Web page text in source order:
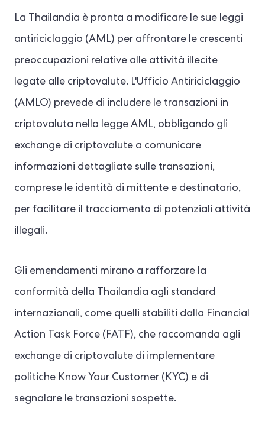
La Thailandia è pronta a modificare le sue leggi
antiriciclaggio (AML) per affrontare le crescenti
preoccupazioni relative alle attività illecite
legate alle criptovalute. L'Ufficio Antiriciclaggio
(AMLO) prevede di includere le transazioni in
criptovaluta nella legge AML, obbligando gli
exchange di criptovalute a comunicare
informazioni dettagliate sulle transazioni,
comprese le identità di mittente e destinatario,
per facilitare il tracciamento di potenziali attività
illegali.
Gli emendamenti mirano a rafforzare la
conformità della Thailandia agli standard
internazionali, come quelli stabiliti dalla Financial
Action Task Force (FATF), che raccomanda agli
exchange di criptovalute di implementare
politiche Know Your Customer (KYC) e di
segnalare le transazioni sospette.